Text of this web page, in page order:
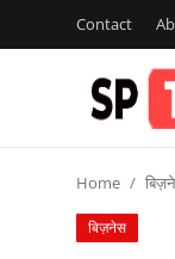
Contact
Home
बिज़नेस